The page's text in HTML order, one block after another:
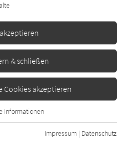
Loge
Bibliogr. Angaben
& schließen
Cookies akzeptieren
grundlegende Funktionen der
dass die Webseite
Informationen
Impressum | Datenschutz